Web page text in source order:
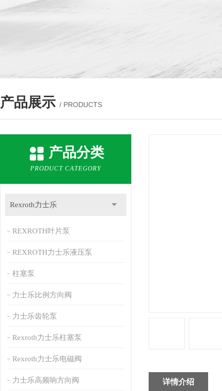
产品展示 / PRODUCTS
产品分类
PRODUCT CATEGORY
Rexroth力士乐
REXROTH叶片泵
REXROTH力士乐液压泵
柱塞泵
力士乐比例方向阀
力士乐齿轮泵
Rexroth力士乐柱塞泵
Rexroth力士乐电磁阀
力士乐高频响方向阀 详情介绍